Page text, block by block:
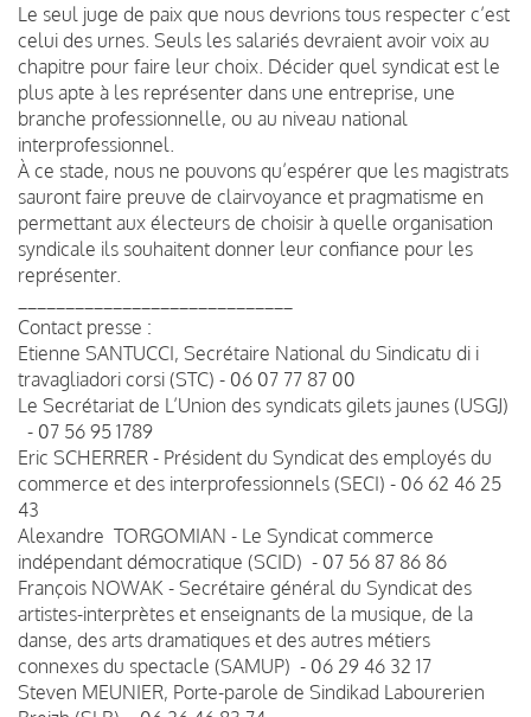
Le seul juge de paix que nous devrions tous respecter c’est
celui des urnes. Seuls les salariés devraient avoir voix au
chapitre pour faire leur choix. Décider quel syndicat est le
plus apte à les représenter dans une entreprise, une
branche professionnelle, ou au niveau national
interprofessionnel.
À ce stade, nous ne pouvons qu’espérer que les magistrats
sauront faire preuve de clairvoyance et pragmatisme en
permettant aux électeurs de choisir à quelle organisation
syndicale ils souhaitent donner leur confiance pour les
représenter.
Contact presse :
Etienne SANTUCCI, Secrétaire National du Sindicatu di i
travagliadori corsi (STC) - 06 07 77 87 00
Le Secrétariat de L’Union des syndicats gilets jaunes (USGJ)
- 07 56 95 1789
Eric SCHERRER - Président du Syndicat des employés du
commerce et des interprofessionnels (SECI) - 06 62 46 25
43
Alexandre TORGOMIAN - Le Syndicat commerce
indépendant démocratique (SCID) - 07 56 87 86 86
François NOWAK - Secrétaire général du Syndicat des
artistes-interprètes et enseignants de la musique, de la
danse, des arts dramatiques et des autres métiers
connexes du spectacle (SAMUP) - 06 29 46 32 17
Steven MEUNIER, Porte-parole de Sindikad Labourerien